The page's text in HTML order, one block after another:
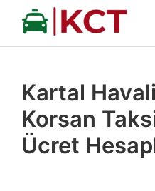
İçeriğe
Kartal
Korsan
Ücret